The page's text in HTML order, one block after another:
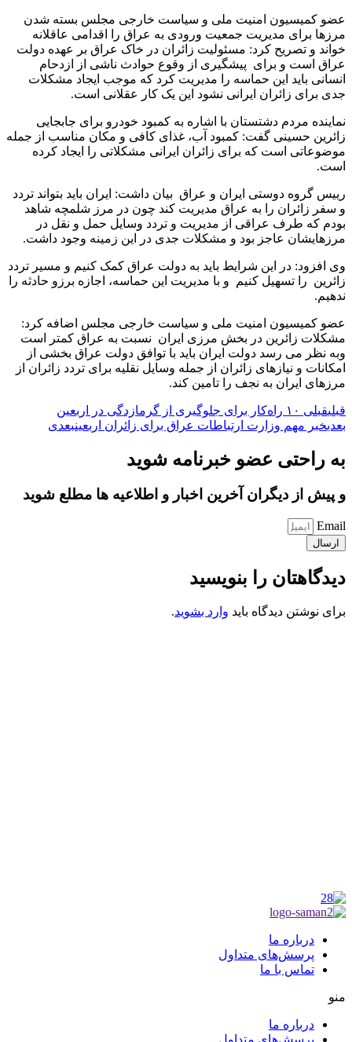
عضو کمیسیون امنیت ملی و سیاست خارجی مجلس بسته شدن
مرزها برای مدیریت جمعیت ورودی به عراق را اقدامی عاقلانه
خواند و تصریح کرد: مسئولیت زائران در خاک عراق بر عهده دولت
عراق است و برای پیشگیری از وقوع حوادث ناشی از ازدحام
انسانی باید این حماسه را مدیریت کرد که موجب ایجاد مشکلات
جدی برای زائران ایرانی نشود این یک کار عقلانی است.
نماینده مردم دشتستان با اشاره به کمبود خودرو برای جابجایی
زائرین حسینی گفت: کمبود آب، غذای کافی و مکان مناسب از جمله
موضوعاتی است که برای زائران ایرانی مشکلاتی را ایجاد کرده
است.
رییس گروه دوستی ایران و عراق بیان داشت: ایران باید بتواند تردد
و سفر زائران را به عراق مدیریت کند چون در مرز شلمچه شاهد
بودم که طرف عراقی از مدیریت و تردد وسایل حمل و نقل در
مرزهایشان عاجز بود و مشکلات جدی در این زمینه وجود داشت.
وی افزود: در این شرایط باید به دولت عراق کمک کنیم و مسیر تردد
زائرین را تسهیل کنیم و با مدیریت این حماسه، اجازه برزو حادثه را
ندهیم.
عضو کمیسیون امنیت ملی و سیاست خارجی مجلس اضافه کرد:
مشکلات زائرین در بخش مرزی ایران نسبت به عراق کمتر است
وبه نظر می رسد دولت ایران باید با توافق دولت عراق بخشی از
امکانات و نیازهای زائران از جمله وسایل نقلیه برای تردد زائران از
مرزهای ایران به نجف را تامین کند.
قبلیقبلی
بعدیخبر مهم وزارت ارتباطات عراق برای زائران اربعینبعدی
به راحتی عضو خبرنامه شوید
و پیش از دیگران آخرین اخبار و اطلاعیه ها مطلع شوید
Email
ارسال
دیدگاهتان را بنویسید
برای نوشتن دیدگاه باید وارد بشوید.
درباره ما
پرسش‌های متداول
تماس با ما
منو
درباره ما